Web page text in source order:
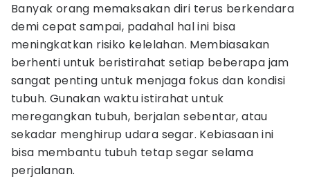
Banyak orang memaksakan diri terus berkendara
demi cepat sampai, padahal hal ini bisa
meningkatkan risiko kelelahan. Membiasakan
berhenti untuk beristirahat setiap beberapa jam
sangat penting untuk menjaga fokus dan kondisi
tubuh. Gunakan waktu istirahat untuk
meregangkan tubuh, berjalan sebentar, atau
sekadar menghirup udara segar. Kebiasaan ini
bisa membantu tubuh tetap segar selama
perjalanan.